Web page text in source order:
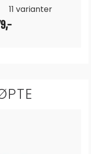
11 varianter